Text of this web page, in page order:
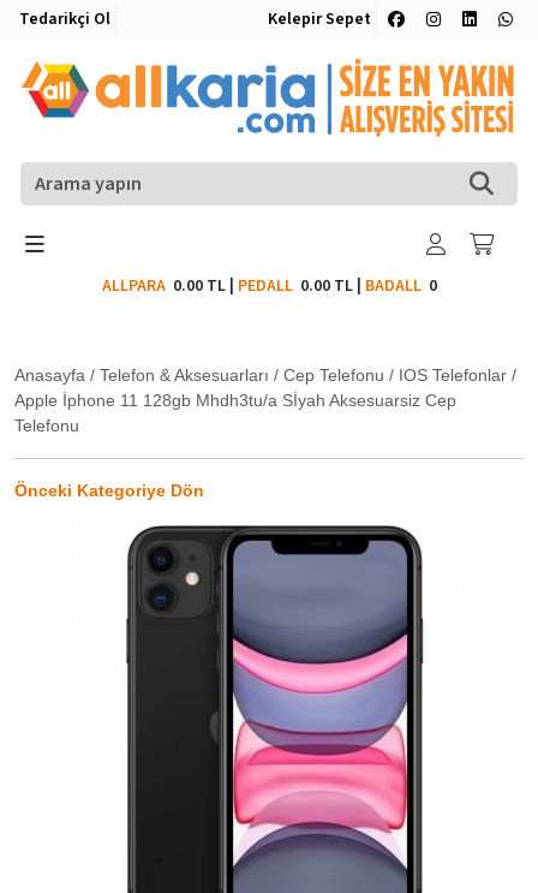
Tedarikçi Ol Kelepir Sepet
ALLPARA 0.00 TL| PEDALL 0.00 TL| BADALL0
Anasayfa / Telefon & Aksesuarları / Cep Telefonu / IOS Telefonlar /
Apple İphone 11 128gb Mhdh3tu/a Sİyah Aksesuarsiz Cep
Telefonu
Önceki Kategoriye Dön